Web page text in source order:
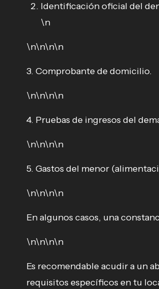
Identificación oficial del
\n
\n\n\n\n
3. Comprobante de domicilio.
\n\n\n\n
4. Pruebas de ingresos del
\n\n\n\n
5. Gastos del menor
\n\n\n\n
En algunos casos, una
\n\n\n\n
Es recomendable acudir a un
requisitos específicos en tu